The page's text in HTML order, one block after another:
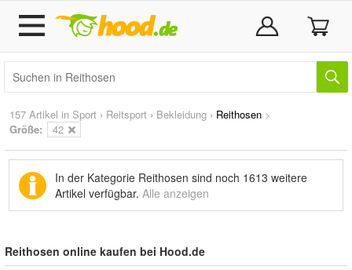
157 Artikel in Sport › Reitsport › Bekleidung › Reithosen >
Größe:
42
In der Kategorie Reithosen sind noch 1613 weitere
Artikel verfügbar. Alle anzeigen
Reithosen online kaufen bei Hood.de